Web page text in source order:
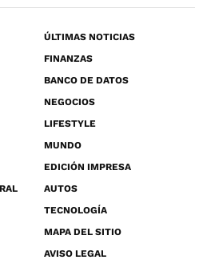
ÚLTIMAS NOTICIAS
FINANZAS
BANCO DE DATOS
NEGOCIOS
LIFESTYLE
MUNDO
EDICIÓN IMPRESA
AUTOS
TECNOLOGÍA
MAPA DEL SITIO
AVISO LEGAL